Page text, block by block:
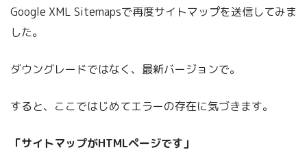
Google XML Sitemapsで再度サイトマップを送信してみま
した。
ダウングレードではなく、最新バージョンで。
すると、ここではじめてエラーの存在に気づきます。
「サイトマップがHTMLページです」